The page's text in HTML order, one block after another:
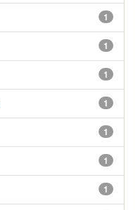
1
1
1
1
1
1
1